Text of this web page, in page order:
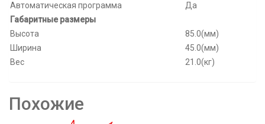
Автоматическая программа
Да
Габаритные размеры
Высота
85.0(мм)
Ширина
45.0(мм)
Вес
21.0(кг)
Похожие